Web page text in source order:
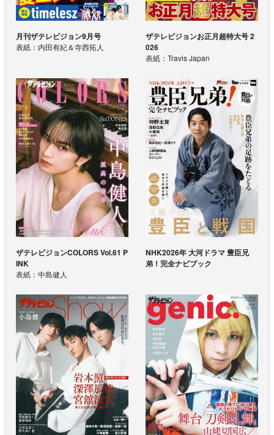
月刊ザテレビジョン9月号
表紙：内田有紀＆寺西拓人
ザテレビジョンお正月超特大号 2
026
表紙：Travis Japan
ザテレビジョンCOLORS Vol.61 P
INK
表紙：中島健人
NHK2026年 大河ドラマ 豊臣兄
弟！完全ナビブック